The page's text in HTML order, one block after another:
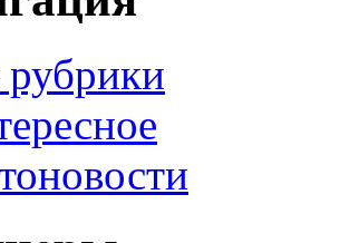
рубрики